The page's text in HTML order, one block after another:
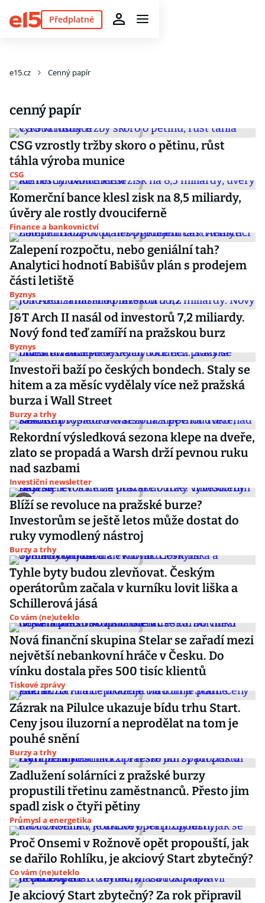
Předplatné
e15.cz Cenný papír
cenný papír
CSG vzrostly tržby skoro o pětinu, růst
táhla výroba munice
CSG
Komerční bance klesl zisk na 8,5 miliardy,
úvěry ale rostly dvouciferně
Finance a bankovnictví
Zalepení rozpočtu, nebo geniální tah?
Analytici hodnotí Babišův plán s prodejem
části letiště
Byznys
J&T Arch II nasál od investorů 7,2 miliardy.
Nový fond teď zamíří na pražskou burz
Byznys
Investoři baží po českých bondech. Staly se
hitem a za měsíc vydělaly více než pražská
burza i Wall Street
Burzy a trhy
Rekordní výsledková sezona klepe na dveře,
zlato se propadá a Warsh drží pevnou ruku
nad sazbami
Investiční newsletter
Blíží se revoluce na pražské burze?
Investorům se ještě letos může dostat do
ruky vymodlený nástroj
Burzy a trhy
Tyhle byty budou zlevňovat. Českým
operátorům začala v kurníku lovit liška a
Schillerová jásá
Co vám (ne)uteklo
Nová finanční skupina Stelar se zařadí mezi
největší nebankovní hráče v Česku. Do
vínku dostala přes 500 tisíc klientů
Tiskové zprávy
Zázrak na Pilulce ukazuje bídu trhu Start.
Ceny jsou iluzorní a neprodělat na tom je
pouhé snění
Burzy a trhy
Zadlužení solárníci z pražské burzy
propustili třetinu zaměstnanců. Přesto jim
spadl zisk o čtyři pětiny
Průmysl a energetika
Proč Onsemi v Rožnově opět propouští, jak
se dařilo Rohlíku, je akciový Start zbytečný?
Co vám (ne)uteklo
Je akciový Start zbytečný? Za rok připravil